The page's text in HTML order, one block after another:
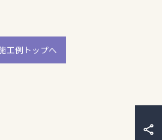
工例トップへ